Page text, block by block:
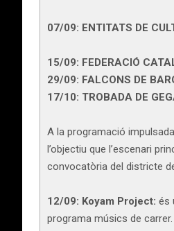
07/09: ENTITATS DE
15/09: FEDERACIÓ
29/09: FALCONS DE
17/10: TROBADA DE
A la programació
l’objectiu que l’escenari
convocatòria del districte
12/09: Koyam Project: és
programa músics de carrer.